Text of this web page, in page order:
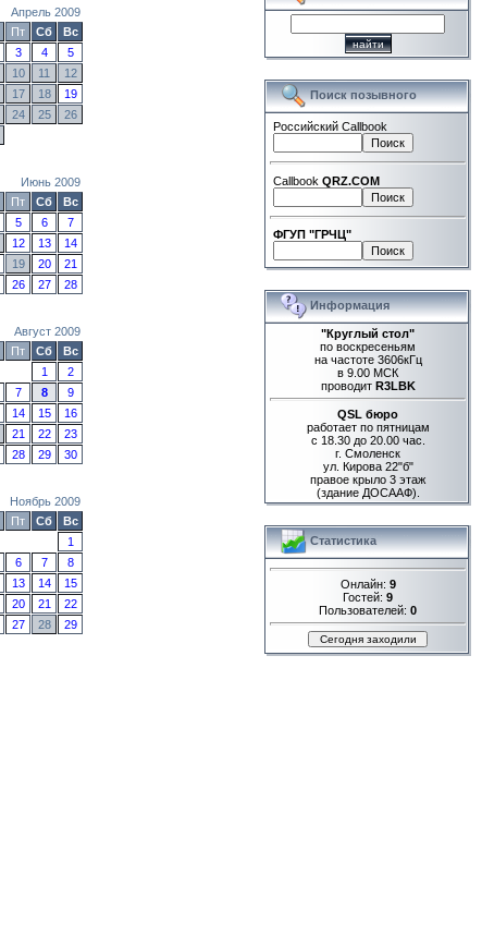
Апрель 2009
Пт Сб
Вс
3 4
5
10 11
12
17 18
19
24 25
26
Июнь 2009
Пт Сб
Вс
5 6
7
12 13
14
19 20
21
26 27
28
Август 2009
Пт Сб
Вс
1
2
7 8
9
14 15
16
21 22
23
28 29
30
Ноябрь 2009
Пт Сб
Вс
1
6 7
8
13 14
15
20 21
22
27 28
29
Поиск позывного
Российский Callbook
Callbook QRZ.COM
ФГУП "ГРЧЦ"
Информация
"Круглый стол"
по воскресеньям
на частоте 3606кГц
в 9.00 МСК
проводит R3LBK
QSL бюро
работает по пятницам
с 18.30 до 20.00 час.
г. Смоленск
ул. Кирова 22"б"
правое крыло 3 этаж
(здание ДОСААФ).
Статистика
Онлайн: 9
Гостей: 9
Пользователей: 0